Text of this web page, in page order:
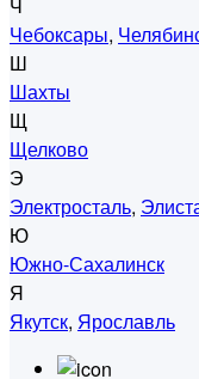
Чебоксары,
Ш
Шахты
Щ
Щелково
Э
Электросталь,
Ю
Южно-Сахалинск
Я
Якутск, Ярославль